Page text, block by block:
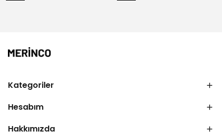
Kategoriler
Hesabım
Hakkımızda